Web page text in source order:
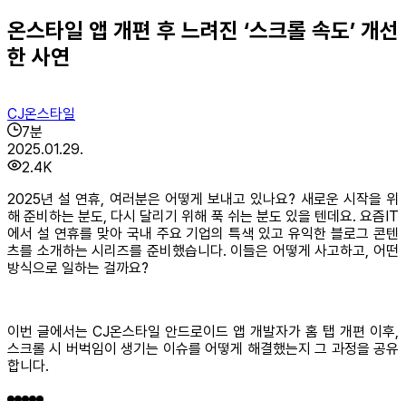
온스타일 앱 개편 후 느려진 ‘스크롤 속도’ 개선
한 사연
CJ온스타일
7분
2025.01.29.
2.4K
2025년 설 연휴, 여러분은 어떻게 보내고 있나요? 새로운 시작을 위
해 준비하는 분도, 다시 달리기 위해 푹 쉬는 분도 있을 텐데요. 요즘IT
에서 설 연휴를 맞아 국내 주요 기업의 특색 있고 유익한 블로그 콘텐
츠를 소개하는 시리즈를 준비했습니다. 이들은 어떻게 사고하고, 어떤
방식으로 일하는 걸까요?
이번 글에서는 CJ온스타일 안드로이드 앱 개발자가 홈 탭 개편 이후,
스크롤 시 버벅임이 생기는 이슈를 어떻게 해결했는지 그 과정을 공유
합니다.